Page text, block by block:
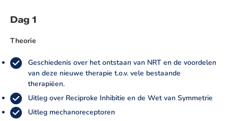
Dag 1
Theorie
Geschiedenis over het ontstaan van NRT en de voordelen
van deze nieuwe therapie t.o.v. vele bestaande
therapiëen.
Uitleg over Reciproke Inhibitie en de Wet van Symmetrie
Uitleg mechanoreceptoren